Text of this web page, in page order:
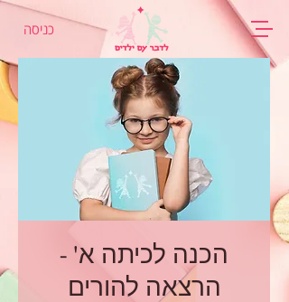
כניסה
הכנה לכיתה א' -
הרצאה להורים